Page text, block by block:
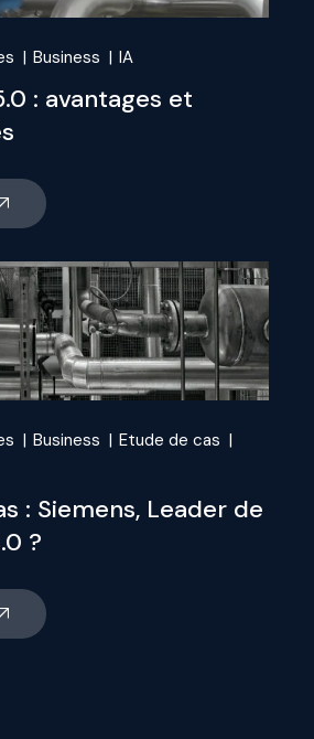
Business IA
: avantages et
Business
Etude de cas
: Siemens, Leader de
?